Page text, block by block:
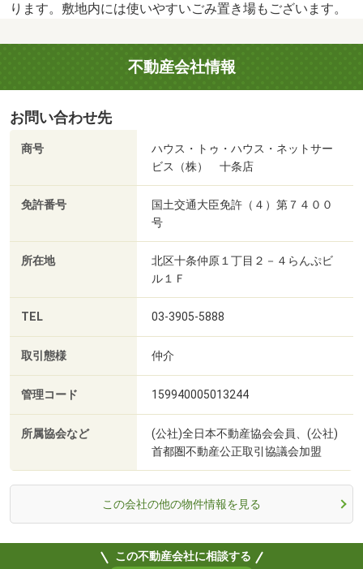
ります。敷地内には使いやすいごみ置き場もございます。
不動産会社情報
お問い合わせ先
商号
ハウス・トゥ・ハウス・ネットサー
ビス（株） 十条店
免許番号
国土交通大臣免許（４）第７４００
号
所在地
北区十条仲原１丁目２－４らんぷビ
ル１Ｆ
TEL 03-3905-5888
取引態様 仲介
管理コード 159940005013244
所属協会など
(公社)全日本不動産協会会員、(公社)
首都圏不動産公正取引協議会加盟
この会社の他の物件情報を見る
この不動産会社に相談する